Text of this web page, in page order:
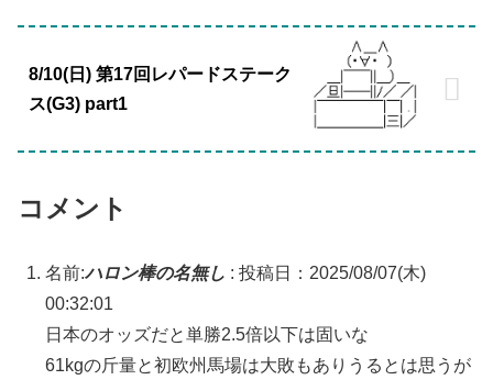
8/10(日) 第17回レパードステーク
ス(G3) part1
コメント
名前:ハロン棒の名無し : 投稿日：2025/08/07(木)
00:32:01
日本のオッズだと単勝2.5倍以下は固いな
61kgの斤量と初欧州馬場は大敗もありうるとは思うが